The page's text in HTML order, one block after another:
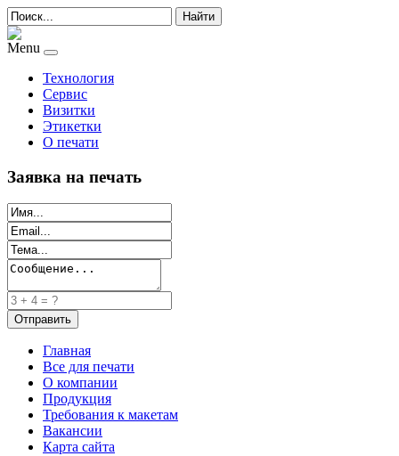
Найти
Menu
Технология
Сервис
Визитки
Этикетки
О печати
Заявка на печать
Главная
Все для печати
О компании
Продукция
Требования к макетам
Вакансии
Карта сайта